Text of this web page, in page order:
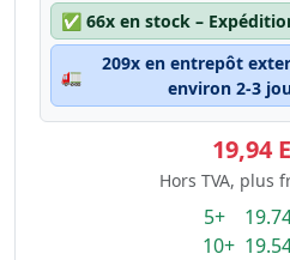
✅ 66x en stock –
🚛
209x en entrepôt
environ 2-3
19,94
Hors TVA, plus
5+
10+